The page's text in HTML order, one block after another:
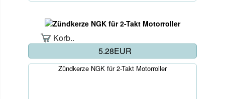
Korb..
5.28EUR
Zündkerze NGK für 2-Takt Motorroller